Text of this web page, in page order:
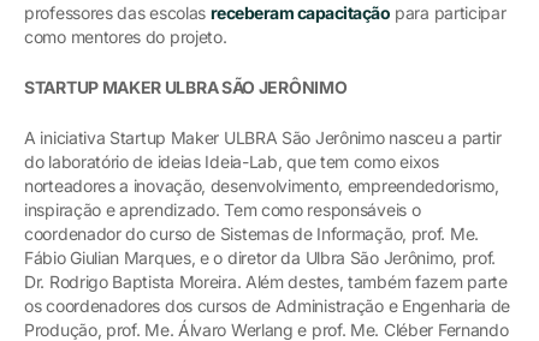
professores das escolas receberam capacitação para participar
como mentores do projeto.
STARTUP MAKER ULBRA SÃO JERÔNIMO
A iniciativa Startup Maker ULBRA São Jerônimo nasceu a partir
do laboratório de ideias Ideia-Lab, que tem como eixos
norteadores a inovação, desenvolvimento, empreendedorismo,
inspiração e aprendizado. Tem como responsáveis o
coordenador do curso de Sistemas de Informação, prof. Me.
Fábio Giulian Marques, e o diretor da Ulbra São Jerônimo, prof.
Dr. Rodrigo Baptista Moreira. Além destes, também fazem parte
os coordenadores dos cursos de Administração e Engenharia de
Produção, prof. Me. Álvaro Werlang e prof. Me. Cléber Fernando